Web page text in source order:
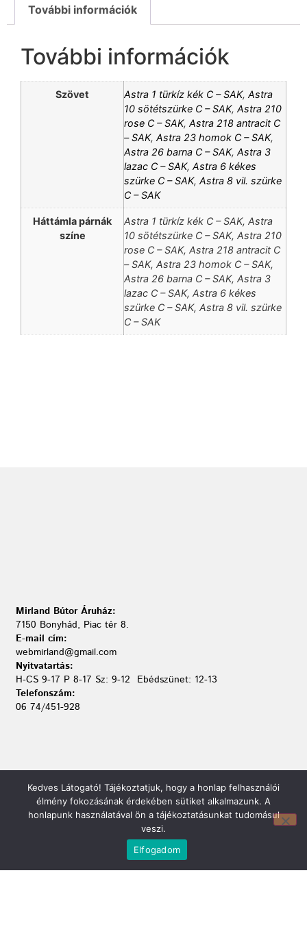
További információk
További információk
Szövet Astra 1 türkíz kék C – SAK, Astra
10 sötétszürke C – SAK, Astra 210
rose C – SAK, Astra 218 antracit C
– SAK, Astra 23 homok C – SAK,
Astra 26 barna C – SAK, Astra 3
lazac C – SAK, Astra 6 kékes
szürke C – SAK, Astra 8 vil. szürke
C – SAK
Háttámla párnák
színe
Astra 1 türkíz kék C – SAK, Astra
10 sötétszürke C – SAK, Astra 210
rose C – SAK, Astra 218 antracit C
– SAK, Astra 23 homok C – SAK,
Astra 26 barna C – SAK, Astra 3
lazac C – SAK, Astra 6 kékes
szürke C – SAK, Astra 8 vil. szürke
C – SAK
Mirland Bútor Áruház:
7150 Bonyhád, Piac tér 8.
E-mail cím:
webmirland@gmail.com
Nyitvatartás:
H-CS 9-17 P 8-17 Sz: 9-12 Ebédszünet: 12-13
Telefonszám:
06 74/451-928
Kedves Látogató! Tájékoztatjuk, hogy a honlap felhasználói
élmény fokozásának érdekében sütiket alkalmazunk. A
honlapunk használatával ön a tájékoztatásunkat tudomásul
veszi.
Elfogadom